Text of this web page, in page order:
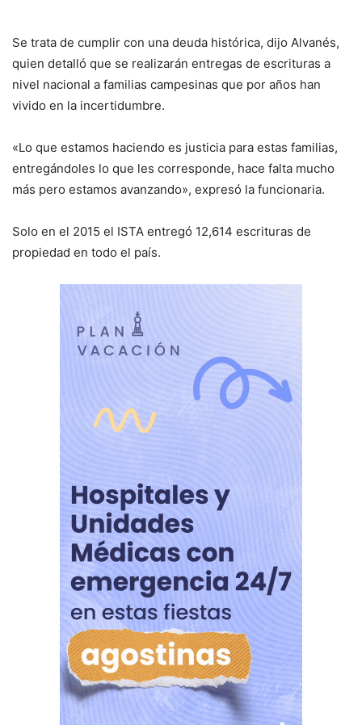
Se trata de cumplir con una deuda histórica, dijo Alvanés,
quien detalló que se realizarán entregas de escrituras a
nivel nacional a familias campesinas que por años han
vivido en la incertidumbre.
«Lo que estamos haciendo es justicia para estas familias,
entregándoles lo que les corresponde, hace falta mucho
más pero estamos avanzando», expresó la funcionaria.
Solo en el 2015 el ISTA entregó 12,614 escrituras de
propiedad en todo el país.